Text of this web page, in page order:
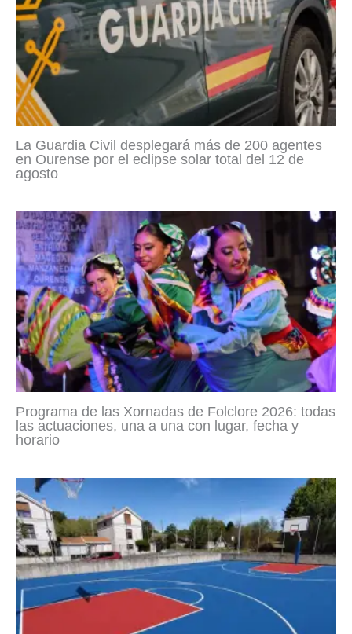
La Guardia Civil desplegará más de 200 agentes
en Ourense por el eclipse solar total del 12 de
agosto
Programa de las Xornadas de Folclore 2026: todas
las actuaciones, una a una con lugar, fecha y
horario